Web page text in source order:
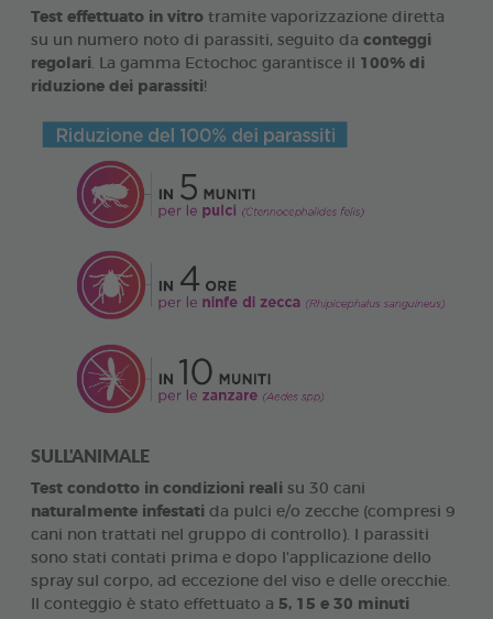
Test effettuato in vitro tramite vaporizzazione diretta
su un numero noto di parassiti, seguito da conteggi
regolari . La gamma Ectochoc garantisce il 100% di
riduzione dei parassiti!
SULL'ANIMALE
Test condotto in condizioni reali su 30 cani
naturalmente infestati da pulci e/o zecche (compresi 9
cani non trattati nel gruppo di controllo). I parassiti
sono stati contati prima e dopo l'applicazione dello
spray sul corpo, ad eccezione del viso e delle orecchie.
Il conteggio è stato effettuato a 5, 15 e 30 minuti